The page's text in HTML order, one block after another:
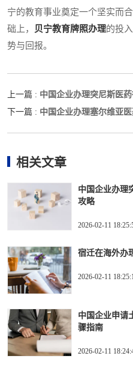
宁的教育事业奠定一个坚实而
础上，
贝宁教育牌照办理的投
势与回报。
上一篇 : 中国企业办理突尼斯医
下一篇 : 中国企业办理塞尔维亚
相关文章
中国企业办理
攻略
2026-02-11
宿迁在海外办
2026-02-11
中国企业申请
骤指南
2026-02-11